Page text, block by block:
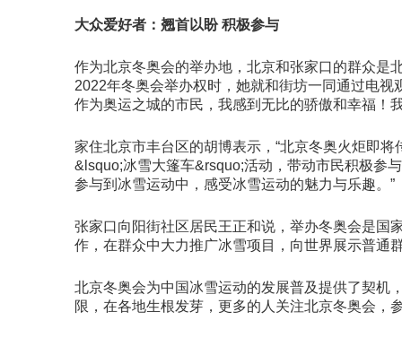
大众爱好者：翘首以盼 积极参与
作为北京冬奥会的举办地，北京和张家口的群众是
2022年冬奥会举办权时，她就和街坊一同通过电视
作为奥运之城的市民，我感到无比的骄傲和幸福！
家住北京市丰台区的胡博表示，“北京冬奥火炬即
&lsquo;冰雪大篷车&rsquo;活动，带动市民积极参
参与到冰雪运动中，感受冰雪运动的魅力与乐趣。”
张家口向阳街社区居民王正和说，举办冬奥会是国
作，在群众中大力推广冰雪项目，向世界展示普通
北京冬奥会为中国冰雪运动的发展普及提供了契机
限，在各地生根发芽，更多的人关注北京冬奥会，